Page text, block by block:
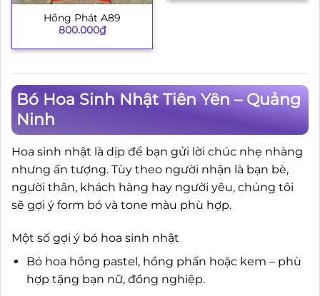
Hồng Phát A89
800.000₫
Bó Hoa Sinh Nhật Tiên Yên – Quảng
Ninh
Hoa sinh nhật là dịp để bạn gửi lời chúc nhẹ nhàng
nhưng ấn tượng. Tùy theo người nhận là bạn bè,
người thân, khách hàng hay người yêu, chúng tôi
sẽ gợi ý form bó và tone màu phù hợp.
Một số gợi ý bó hoa sinh nhật
Bó hoa hồng pastel, hồng phấn hoặc kem – phù
hợp tặng bạn nữ, đồng nghiệp.